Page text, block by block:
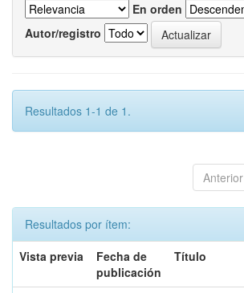
En orden
Autor/registro
Resultados 1-1 de 1.
Anterior
Resultados por ítem:
Vista previa
Fecha de
publicación
Título